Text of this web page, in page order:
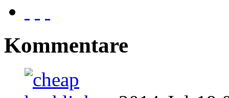
Kommentare